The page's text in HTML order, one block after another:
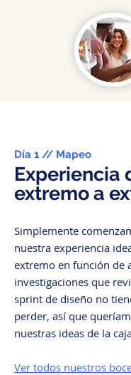
Día 1 // Mapeo
Experiencia
extremo a
Simplemente
nuestra experiencia
extremo en función de
investigaciones que
sprint de diseño no
perder, así que
nuestras ideas de la
Ver todos nuestros